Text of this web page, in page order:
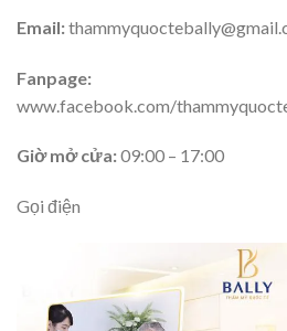
Email:
Fanpage:
www.facebook.com/
Giờ mở cửa:09:00 – 17:00
Gọi điện